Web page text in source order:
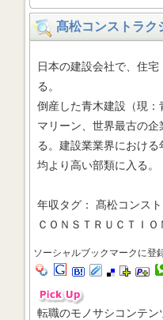
髙松コンストラク
日本の建設会社で、住
る。
倒産した青木建設（現
マリーン、世界最古の
る。建設業業界におけ
均より高い部類に入る。
年収タグ： 髙松コンス
ＣＯＮＳＴＲＵＣＴＩＯ
ソーシャルブックマークに登
転職のモノサシコンテン